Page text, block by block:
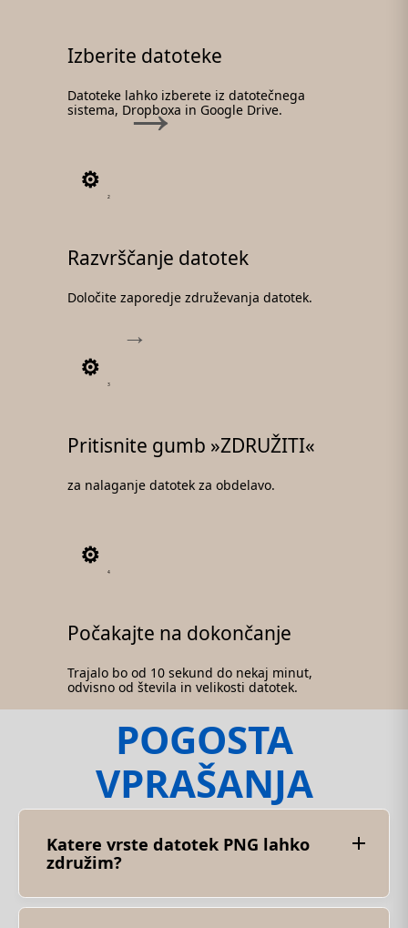
Izberite datoteke
Datoteke lahko izberete iz datotečnega
sistema, Dropboxa in Google Drive.
2
Razvrščanje datotek
Določite zaporedje združevanja datotek.
3
Pritisnite gumb »ZDRUŽITI«
za nalaganje datotek za obdelavo.
4
Počakajte na dokončanje
Trajalo bo od 10 sekund do nekaj minut,
odvisno od števila in velikosti datotek.
POGOSTA
VPRAŠANJA
Katere vrste datotek PNG lahko
združim?
istim barvnim načinom (npr. RGB ali sive barve)